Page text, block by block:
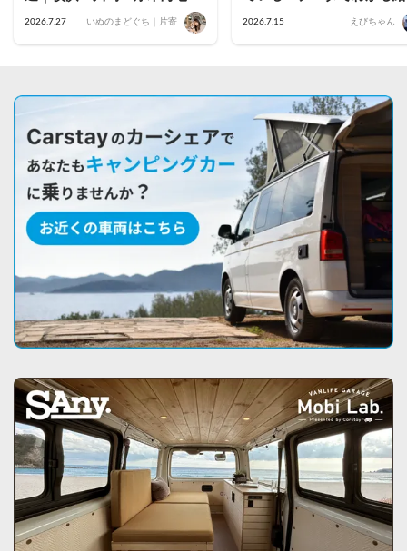
名・藤沢茅ヶ崎・小田原・鎌
2026.7.27 いぬのまどぐち｜片寄
時の落とし穴と予防策
2026.7.15 えびちゃん